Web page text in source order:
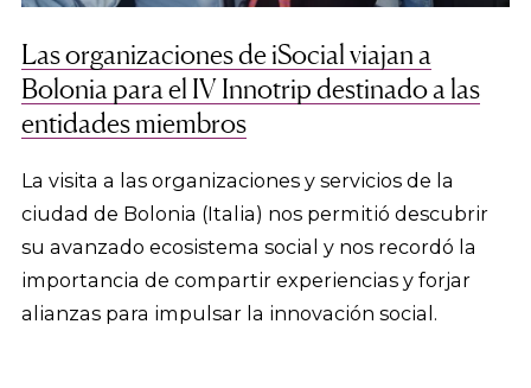
Las organizaciones de iSocial viajan a
Bolonia para el IV Innotrip destinado a las
entidades miembros
La visita a las organizaciones y servicios de la
ciudad de Bolonia (Italia) nos permitió descubrir
su avanzado ecosistema social y nos recordó la
importancia de compartir experiencias y forjar
alianzas para impulsar la innovación social.